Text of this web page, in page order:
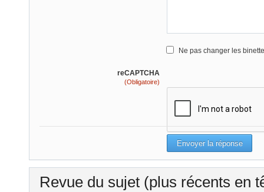
Ne pas changer les
reCAPTCHA
(Obligatoire)
Revue du sujet (plus récents en